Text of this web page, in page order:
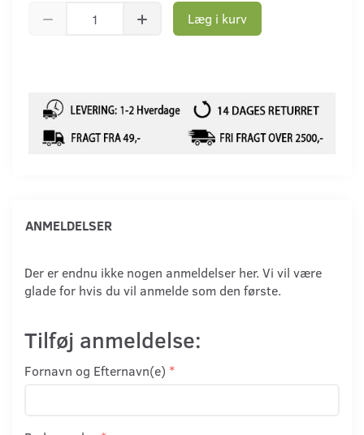
Læg i kurv
ANMELDELSER
Der er endnu ikke nogen anmeldelser her. Vi vil være
glade for hvis du vil anmelde som den første.
Tilføj anmeldelse:
Fornavn og Efternavn(e)